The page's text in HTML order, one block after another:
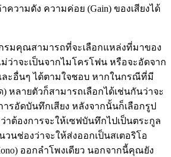
วามดัง ความค่อย (Gain) ของเสียงได้
รมคุณสามารถที่จะเลือกแหล่งที่มาของ
ไม่ว่าจะเป็นจากไมโครโฟน หรือจะอัดจาก
ละอื่นๆ ได้ตามใจชอบ หากในกรณีที่มี
) หลายตัวก็สามารถเลือกได้เช่นกันว่าจะ
รอัดบันทึกเสียง หลังจากนั้นก็เลือกรูป
าต้องการจะให้เซฟบันทึกไปเป็นตระกูล
นช่องว่าจะให้ส่งออกเป็นสเตอริโอ
ออกลำโพงเดียว นอกจากนี้คุณยัง